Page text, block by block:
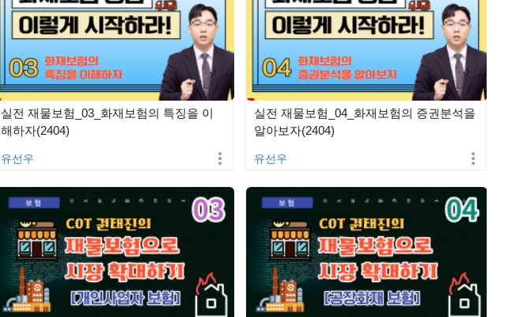
실전 재물보험_03_화재보험의 특징을 이
해하자(2404)
유선우
실전 재물보험_04_화재보험의 증권분석을
알아보자(2404)
유선우